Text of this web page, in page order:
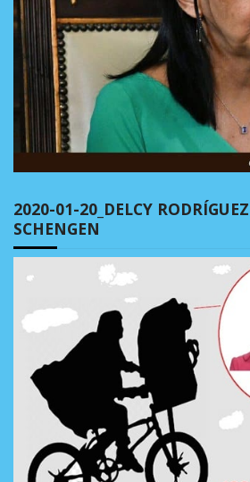
2020-01-20_DELCY
SCHENGEN